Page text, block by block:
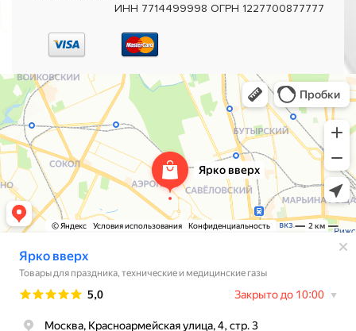
ИНН 7714499998 ОГРН 1227700877777